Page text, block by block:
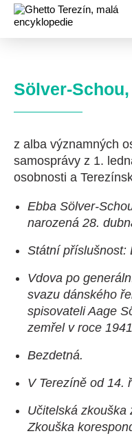
Sölver-
z alba významných
samosprávy z 1.
osobnosti a
Ebba Sölver-
narozená 28.
Státní příslušnost:
Vdova po
svazu dánského
spisovateli Aage
zemřel v roce
Bezdetná.
V Terezíně od 14.
Učitelská zkouška
Zkouška